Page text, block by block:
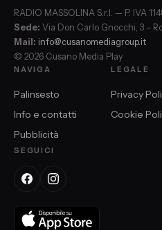
RADIO MASSOLINA S.r.l. — P. IVA
Sede: Via Don Carlo Gnocchi, 3 –
Mail: info@cusanomediagroup.it
© 2026 Cusano Media Play
NAVIGA
Palinsesto
Info e contatti
Pubblicità
LEGALE
Privacy
Cookie
SEGUICI